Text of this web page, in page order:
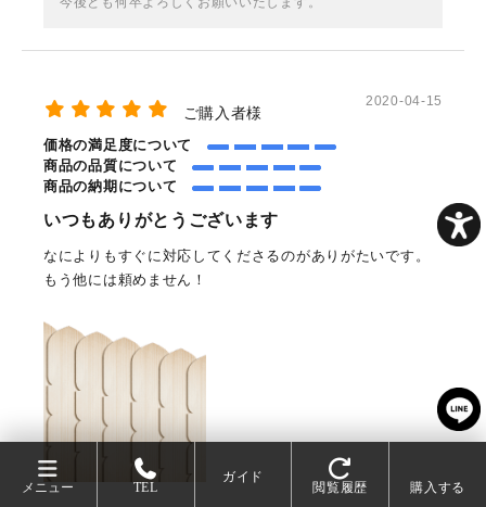
ご購入者様
2020-04-15
価格の満足度について
商品の品質について
商品の納期について
いつもありがとうございます
なによりもすぐに対応してくださるのがありがたいです。
もう他には頼めません！
メニュー TEL
ガイド
閲覧履歴 購入する